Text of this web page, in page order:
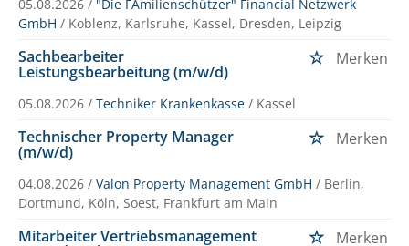
05.08.2026 / "Die FAmilienschützer" Financial Netzwerk
GmbH / Koblenz, Karlsruhe, Kassel, Dresden, Leipzig
Sachbearbeiter
Leistungsbearbeitung (m/w/d)
Merken
05.08.2026 / Techniker Krankenkasse / Kassel
Technischer Property Manager
(m/w/d)
Merken
04.08.2026 / Valon Property Management GmbH / Berlin,
Dortmund, Köln, Soest, Frankfurt am Main
Mitarbeiter Vertriebsmanagement Merken